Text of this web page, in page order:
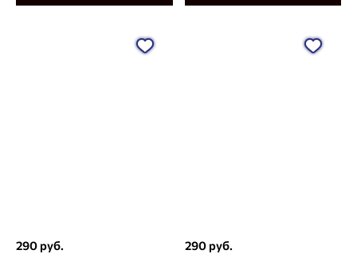
290 руб. 290 руб.